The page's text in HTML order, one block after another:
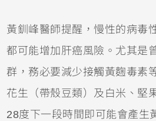
黃釧峰醫師提醒，慢性的病毒
都可能增加肝癌風險。尤其是
群，務必要減少接觸黃麴毒素
花生（帶殼豆類）及白米、堅
28度下一段時間即可能會產生